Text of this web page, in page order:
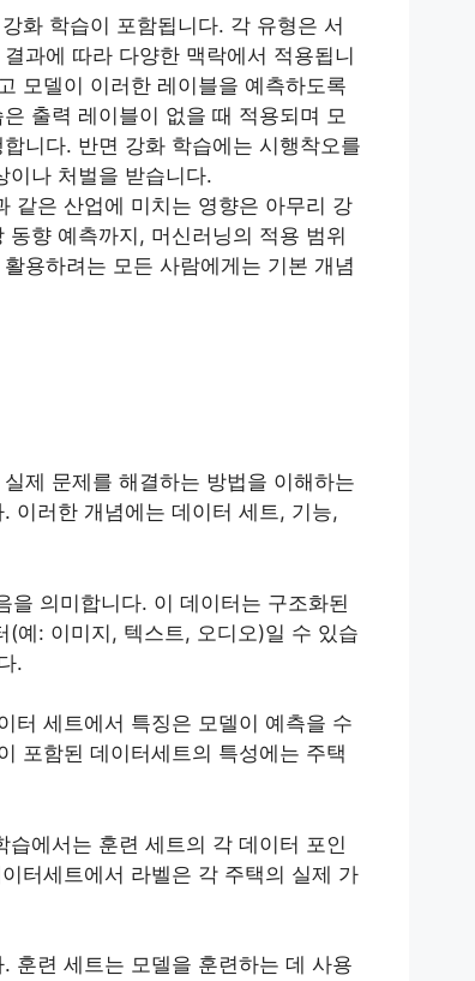
화 학습이 포함됩니다. 각 유형은 서
과에 따라 다양한 맥락에서 적용됩니
모델이 이러한 레이블을 예측하도록
출력 레이블이 없을 때 적용되며 모
니다. 반면 강화 학습에는 시행착오를
이나 처벌을 받습니다.
같은 산업에 미치는 영향은 아무리 강
향 예측까지, 머신러닝의 적용 범위
용하려는 모든 사람에게는 기본 개념
제 문제를 해결하는 방법을 이해하는
이러한 개념에는 데이터 세트, 기능,
을 의미합니다. 이 데이터는 구조화된
예: 이미지, 텍스트, 오디오)일 수 있습
.
터 세트에서 특징은 모델이 예측을 수
포함된 데이터세트의 특성에는 주택
에서는 훈련 세트의 각 데이터 포인
터세트에서 라벨은 각 주택의 실제 가
훈련 세트는 모델을 훈련하는 데 사용